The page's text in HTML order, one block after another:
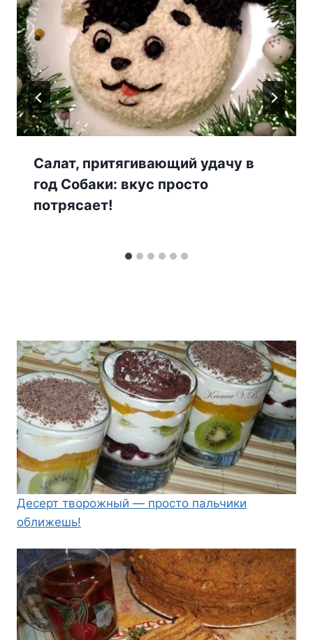
Салат, притягивающий удачу в
год Собаки: вкус просто
потрясает!
Десерт творожный — просто пальчики
оближешь!